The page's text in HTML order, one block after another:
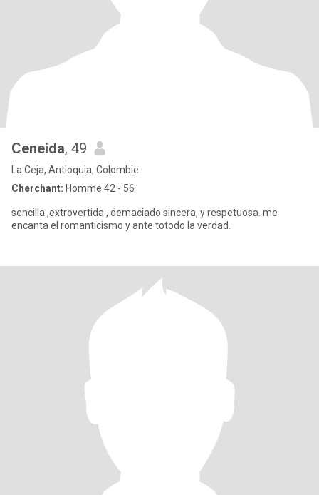
Ceneida, 49
La Ceja, Antioquia, Colombie
Cherchant: Homme 42 - 56
sencilla ,extrovertida , demaciado sincera, y respetuosa. me
encanta el romanticismo y ante totodo la verdad.